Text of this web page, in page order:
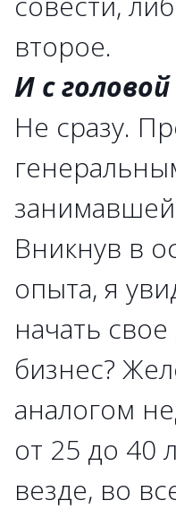
второе.
И с
Не сразу.
Вникнув в
опыта, я
начать
бизнес?
аналогом
от 25 до 40
везде, во